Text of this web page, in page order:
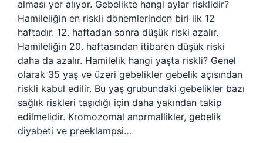
alması yer alıyor. Gebelikte hangi aylar risklidir?
Hamileliğin en riskli dönemlerinden biri ilk 12
haftadır. 12. haftadan sonra düşük riski azalır.
Hamileliğin 20. haftasından itibaren düşük riski
daha da azalır. Hamilelik hangi yaşta riskli? Genel
olarak 35 yaş ve üzeri gebelikler gebelik açısından
riskli kabul edilir. Bu yaş grubundaki gebelikler bazı
sağlık riskleri taşıdığı için daha yakından takip
edilmelidir. Kromozomal anormallikler, gebelik
diyabeti ve preeklampsi…